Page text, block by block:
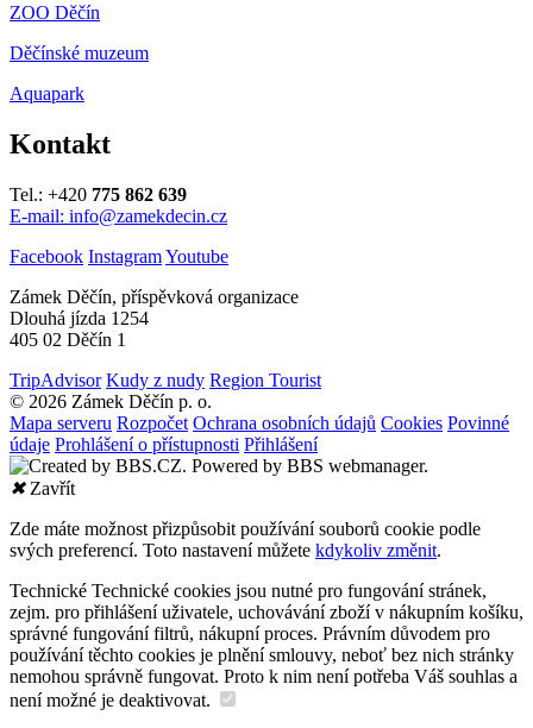
ZOO Děčín
Děčínské muzeum
Aquapark
Kontakt
Tel.: +420 775 862 639
E-mail: info@zamekdecin.cz
Facebook InstagramYoutube
Zámek Děčín, příspěvková organizace
Dlouhá jízda 1254
405 02 Děčín 1
TripAdvisor Kudy z nudy Region Tourist
© 2026 Zámek Děčín p. o.
Mapa serveru Rozpočet Ochrana osobních údajů Cookies Povinné
údaje Prohlášení o přístupnosti Přihlášení
✖Zavřít
Zde máte možnost přizpůsobit používání souborů cookie podle
svých preferencí. Toto nastavení můžete kdykoliv změnit.
Technické Technické cookies jsou nutné pro fungování stránek,
zejm. pro přihlášení uživatele, uchovávání zboží v nákupním košíku,
správné fungování filtrů, nákupní proces. Právním důvodem pro
používání těchto cookies je plnění smlouvy, neboť bez nich stránky
nemohou správně fungovat. Proto k nim není potřeba Váš souhlas a
není možné je deaktivovat.